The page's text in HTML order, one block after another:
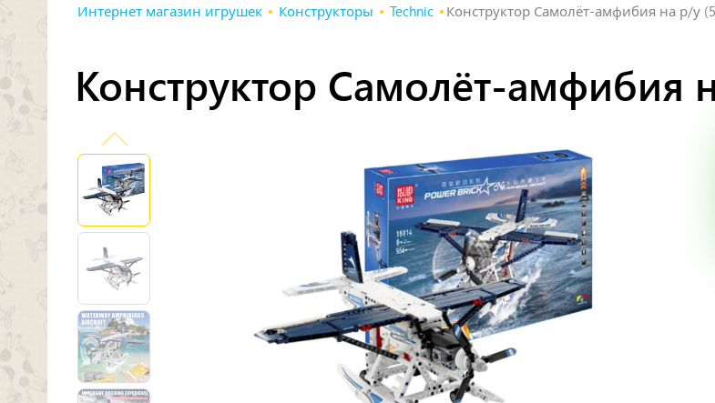
Интернет магазин игрушек Конструкторы Technic Конструктор Самолёт-амфибия на р/у
Конструктор Самолёт-амфибия